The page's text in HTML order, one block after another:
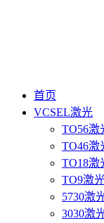
首页
VCSEL激光
TO56激
TO46激
TO18激
TO9激
5730激
3030激